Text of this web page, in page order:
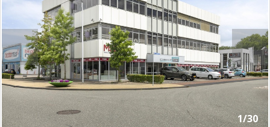
Waarom
adverteren
Premium
adverteren
Blog
Registreren
Login
1/30